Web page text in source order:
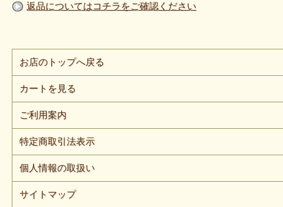
返品についてはコチラをご確認ください
お店のトップへ戻る
カートを見る
ご利用案内
特定商取引法表示
個人情報の取扱い
サイトマップ